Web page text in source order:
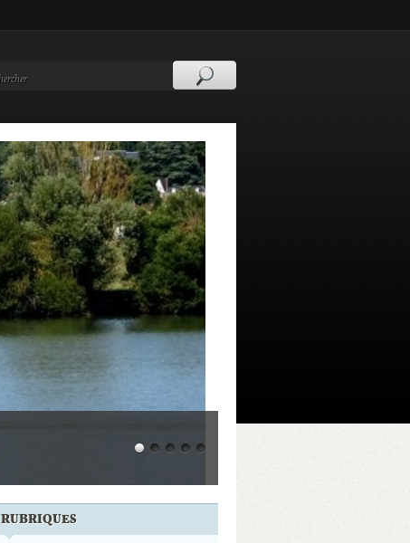
RUBRIQUES